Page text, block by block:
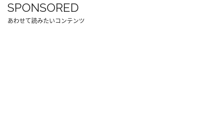
SPONSORED
あわせて読みたいコンテンツ